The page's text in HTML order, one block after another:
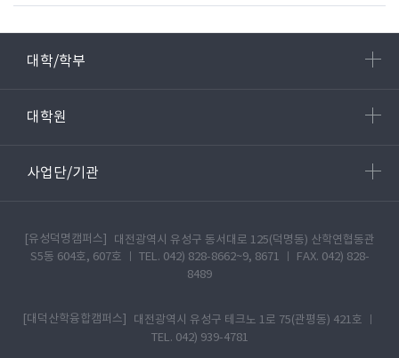
대학/학부
대학원
사업단/기관
[유성덕명캠퍼스]
대전광역시 유성구 동서대로 125(덕명동) 산학연협동관
S5동 604호, 607호 ㅣ TEL. 042) 828-8662~9, 8671 ㅣ FAX. 042) 828-
8489
[대덕산학융합캠퍼스]
대전광역시 유성구 테크노 1로 75(관평동) 421호 ㅣ
TEL. 042) 939-4781